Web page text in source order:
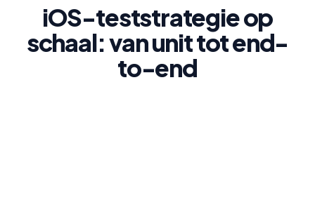
iOS-teststrategie op
schaal: van unit tot end-
to-end